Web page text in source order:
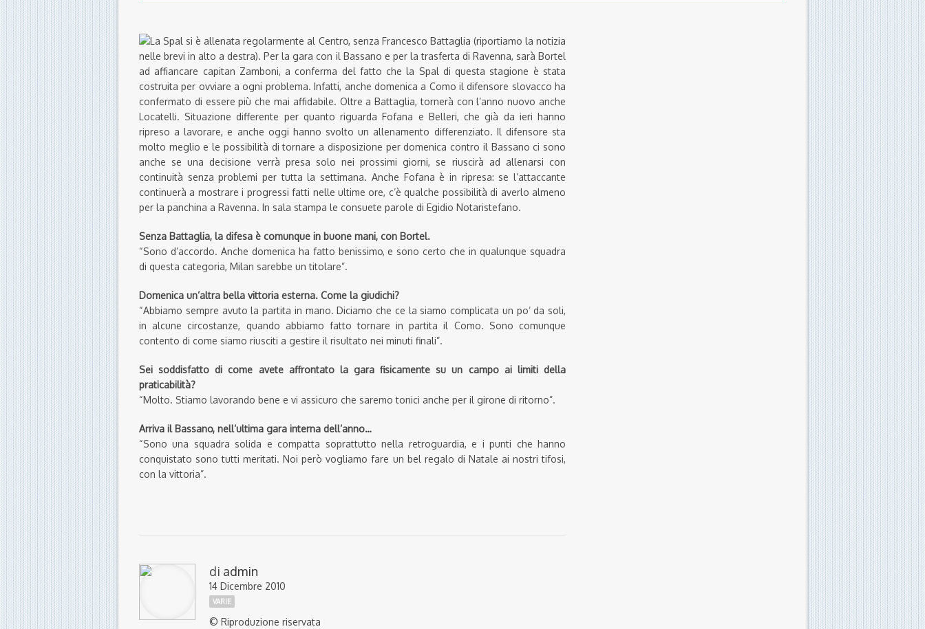
La Spal si è allenata regolarmente al Centro, senza Francesco Battaglia (riportiamo la notizia
nelle brevi in alto a destra). Per la gara con il Bassano e per la trasferta di Ravenna, sarà Bortel
ad affiancare capitan Zamboni, a conferma del fatto che la Spal di questa stagione è stata
costruita per ovviare a ogni problema. Infatti, anche domenica a Como il difensore slovacco ha
confermato di essere più che mai affidabile. Oltre a Battaglia, tornerà con l’anno nuovo anche
Locatelli. Situazione differente per quanto riguarda Fofana e Belleri, che già da ieri hanno
ripreso a lavorare, e anche oggi hanno svolto un allenamento differenziato. Il difensore sta
molto meglio e le possibilità di tornare a disposizione per domenica contro il Bassano ci sono
anche se una decisione verrà presa solo nei prossimi giorni, se riuscirà ad allenarsi con
continuità senza problemi per tutta la settimana. Anche Fofana è in ripresa: se l’attaccante
continuerà a mostrare i progressi fatti nelle ultime ore, c’è qualche possibilità di averlo almeno
per la panchina a Ravenna. In sala stampa le consuete parole di Egidio Notaristefano.
Senza Battaglia, la difesa è comunque in buone mani, con Bortel.
“Sono d’accordo. Anche domenica ha fatto benissimo, e sono certo che in qualunque squadra
di questa categoria, Milan sarebbe un titolare”.
Domenica un’altra bella vittoria esterna. Come la giudichi?
“Abbiamo sempre avuto la partita in mano. Diciamo che ce la siamo complicata un po’ da soli,
in alcune circostanze, quando abbiamo fatto tornare in partita il Como. Sono comunque
contento di come siamo riusciti a gestire il risultato nei minuti finali”.
Sei soddisfatto di come avete affrontato la gara fisicamente su un campo ai limiti della
praticabilità?
“Molto. Stiamo lavorando bene e vi assicuro che saremo tonici anche per il girone di ritorno”.
Arriva il Bassano, nell’ultima gara interna dell’anno…
“Sono una squadra solida e compatta soprattutto nella retroguardia, e i punti che hanno
conquistato sono tutti meritati. Noi però vogliamo fare un bel regalo di Natale ai nostri tifosi,
con la vittoria”.
di admin
14 Dicembre 2010
VARIE
© Riproduzione riservata